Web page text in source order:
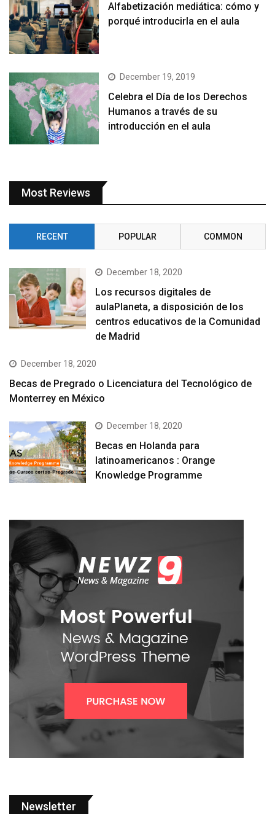
Alfabetización mediática: cómo y
porqué introducirla en el aula
December 19, 2019
Celebra el Día de los Derechos
Humanos a través de su
introducción en el aula
Most Reviews
RECENT POPULAR COMMON
December 18, 2020
Los recursos digitales de
aulaPlaneta, a disposición de los
centros educativos de la Comunidad
de Madrid
December 18, 2020
Becas de Pregrado o Licenciatura del Tecnológico de
Monterrey en México
December 18, 2020
Becas en Holanda para
latinoamericanos : Orange
Knowledge Programme
Newsletter